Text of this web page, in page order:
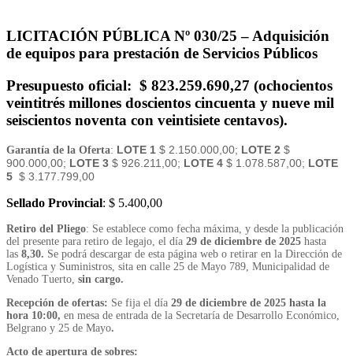
LICITACIÓN PÚBLICA Nº 030/25 – Adquisición
de equipos para prestación de Servicios Públicos
Presupuesto oficial: $ 823.259.690,27 (ochocientos
veintitrés millones doscientos cincuenta y nueve mil
seiscientos noventa con veintisiete centavos).
Garantía de la Oferta: LOTE 1 $ 2.150.000,00; LOTE 2 $
900.000,00; LOTE 3 $ 926.211,00; LOTE 4 $ 1.078.587,00; LOTE
5 $ 3.177.799,00
Sellado Provincial: $ 5.400,00
Retiro del Pliego: Se establece como fecha máxima, y desde la publicación
del presente para retiro de legajo, el día 29 de diciembre de 2025 hasta
las 8,30. Se podrá descargar de esta página web o retirar en la Dirección de
Logística y Suministros, sita en calle 25 de Mayo 789, Municipalidad de
Venado Tuerto, sin cargo.
Recepción de ofertas: Se fija el día 29 de diciembre de 2025 hasta la
hora 10:00, en mesa de entrada de la Secretaría de Desarrollo Económico,
Belgrano y 25 de Mayo.
Acto de apertura de sobres: